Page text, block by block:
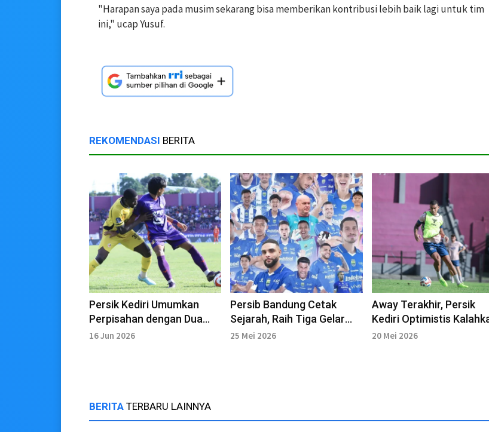
"Harapan saya pada musim sekarang bisa memberikan kontribusi lebih baik lagi untuk tim
ini," ucap Yusuf.
REKOMENDASI BERITA
Persik Kediri Umumkan
Perpisahan dengan Dua
Pemain Lokal
16 Jun 2026
Persib Bandung Cetak
Sejarah, Raih Tiga Gelar
Liga Indonesia Secara
25 Mei 2026
Away Terakhir, Persik
Kediri Optimistis
Persebaya
20 Mei 2026
BERITA TERBARU LAINNYA